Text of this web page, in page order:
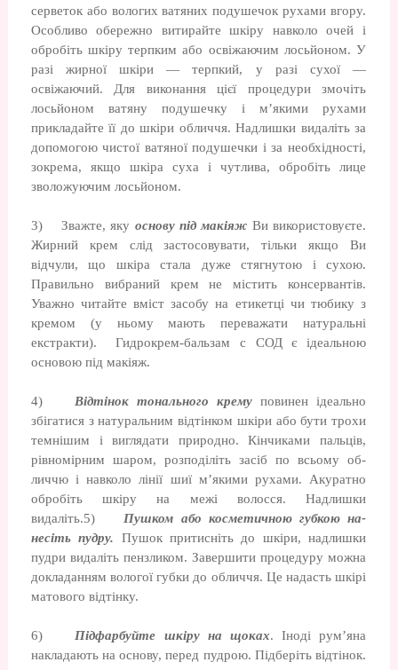
серветок або вологих ватяних подушечок рухами вгору.
Особливо обережно витирайте шкіру навколо очей і
обробіть шкіру терпким або освіжаю­чим лосьйоном. У
разі жирної шкіри — терпкий, у разі сухої —
освіжаючий. Для виконання цієї процедури змочіть
лосьйоном ватяну подушечку і м’якими рухами
прикладайте її до шкіри обличчя. Надлиш­ки видаліть за
допомогою чистої ватяної подушечки і за необхідності,
зокрема, якщо шкіра суха і чутлива, обробіть лице
зволожу­ючим лосьйоном.
3) Зважте, яку основу під макіяж Ви ви­користовуєте.
Жирний крем слід застосо­вувати, тільки якщо Ви
відчули, що шкіра стала дуже стягнутою і сухою.
Правильно вибраний крем не містить консервантів.
Уважно читайте вміст засобу на етикетці чи тюбику з
кремом (у ньому мають пере­важати натуральні
екстракти). Гидрокрем-бальзам с СОД є ідеальною
основою під макіяж.
4) Від­тінок тонального кремуповинен ідеально
збігатися з натуральним відтінком шкіри або бути трохи
темнішим і виглядати при­родно. Кінчиками пальців,
рівномірним шаром, розподіліть засіб по всьому об­
личчю і навколо лінії шиї м’якими рухами. Акуратно
обробіть шкіру на межі волосся. Надлишки
видаліть.5) Пушком або косметичною губкою на­
несіть пудру. Пушок притисніть до шкіри, надлишки
пудри видаліть пензликом. За­вершити процедуру можна
докладанням вологої губки до обличчя. Це надасть шкі­рі
матового відтінку.
6) Підфарбуйте шкіру на щоках. Іноді рум’яна
накладають на основу, перед пуд­рою. Підберіть відтінок.